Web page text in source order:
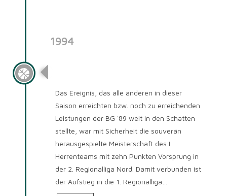
1994
Das Ereignis, das alle anderen in dieser
Saison erreichten bzw. noch zu erreichenden
Leistungen der BG ´89 weit in den Schatten
stellte, war mit Sicherheit die souverän
herausgespielte Meisterschaft des I.
Herrenteams mit zehn Punkten Vorsprung in
der 2. Regionalliga Nord. Damit verbunden ist
der Aufstieg in die 1. Regionalliga…